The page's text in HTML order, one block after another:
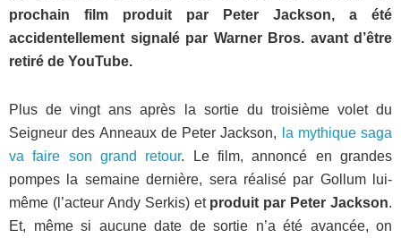
prochain film produit par Peter Jackson, a été
accidentellement signalé par Warner Bros. avant d’être
retiré de YouTube.
Plus de vingt ans après la sortie du troisième volet du
Seigneur des Anneaux de Peter Jackson,
la mythique saga
va faire son grand retour. Le film, annoncé en grandes
pompes la semaine dernière, sera réalisé par Gollum lui-
même (l’acteur Andy Serkis) et produit par Peter Jackson.
Et, même si aucune date de sortie n’a été avancée, on